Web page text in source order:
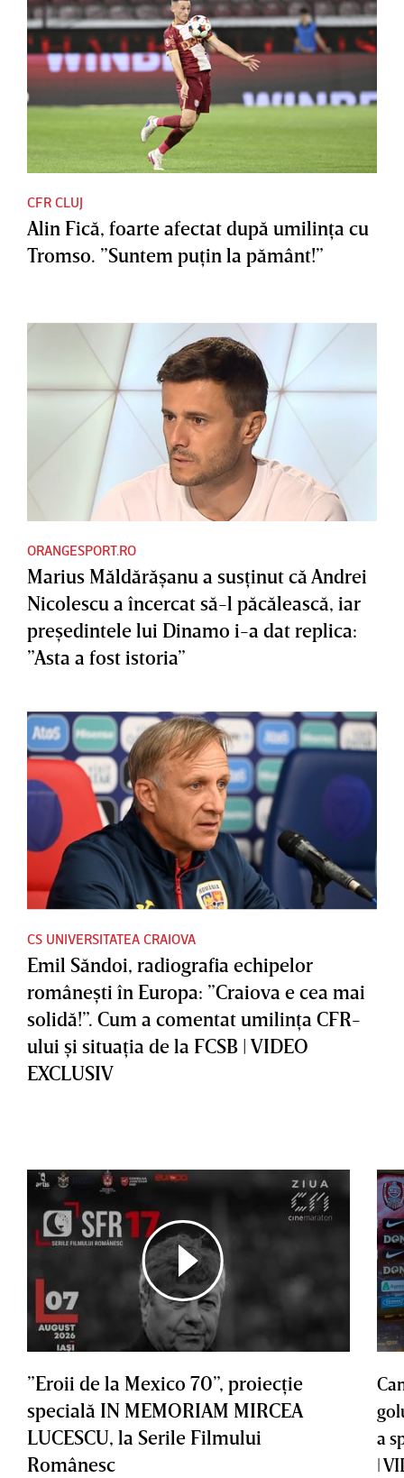
CFR CLUJ
Alin Fică, foarte afectat după umilinţa cu
Tromso. ”Suntem puţin la pământ!”
ORANGESPORT.RO
Marius Măldărăşanu a susţinut că Andrei
Nicolescu a încercat să-l păcălească, iar
preşedintele lui Dinamo i-a dat replica:
”Asta a fost istoria”
CS UNIVERSITATEA CRAIOVA
Emil Săndoi, radiografia echipelor
româneşti în Europa: ”Craiova e cea mai
solidă!”. Cum a comentat umilinţa CFR-
ului şi situaţia de la FCSB | VIDEO
EXCLUSIV
”Eroii de la Mexico 70”, proiecţie
specială IN MEMORIAM MIRCEA
LUCESCU, la Serile Filmului
Românesc
a
|